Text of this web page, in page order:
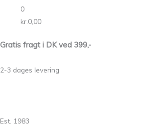
0
kr. 0,00
Gratis fragt i DK ved 399,-
2-3 dages levering
Est. 1983